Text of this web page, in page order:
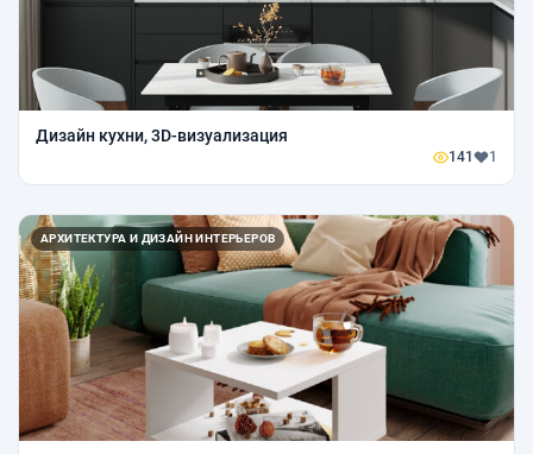
Дизайн кухни, 3D-визуализация
141 1
АРХИТЕКТУРА И ДИЗАЙН ИНТЕРЬЕРОВ